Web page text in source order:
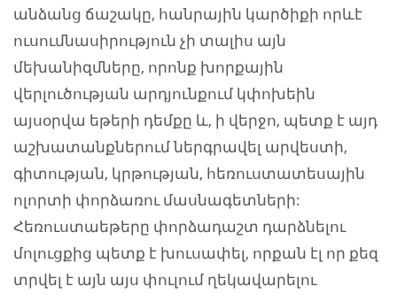
անձանց ճաշակը, հանրային կարծիքի որևէ
ուսումնասիրություն չի տալիս այն
մեխանիզմները, որոնք խորքային
վերլուծության արդյունքում կփոխեին
այսօրվա եթերի դեմքը և, ի վերջո, պետք է այդ
աշխատանքներում ներգրավել արվեստի,
գիտության, կրթության, հեռուստատեսային
ոլորտի փորձառու մասնագետների:
Հեռուստաեթերը փորձադաշտ դարձնելու
մոլուցքից պետք է խուսափել, որքան էլ որ քեզ
տրվել է այն այս փուլում ղեկավարելու